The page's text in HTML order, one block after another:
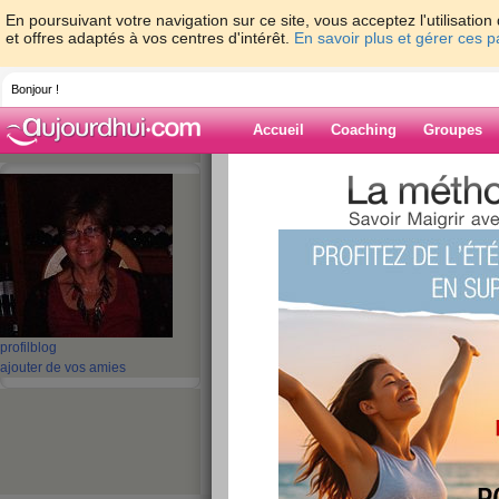
En poursuivant votre navigation sur ce site, vous acceptez
et offres adaptés à vos centres d'intérêt. En savoir plus et gérer ces
Bonjour !
Accueil Coaching Groupes
profil blog
ajouter de vos amies
> > HELLO
Blog de
HELLO MES